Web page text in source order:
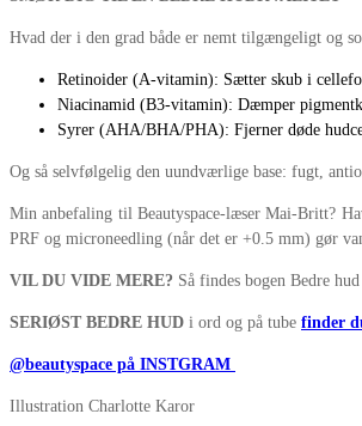
Hvad der i den grad både er nemt tilgængeligt og
Retinoider (A-vitamin): Sætter skub i
Niacinamid (B3-vitamin): Dæmper
Syrer (AHA/BHA/PHA): Fjerner døde
Og så selvfølgelig den uundværlige base: fugt,
Min anbefaling til Beautyspace-læser Mai-Britt?
PRF og microneedling (når det er +0.5 mm) gør
VIL DU VIDE MERE? Så findes bogen Bedre
SERIØST BEDRE HUD i ord og på tube finder
@beautyspace på INSTGRAM
Illustration Charlotte Karor